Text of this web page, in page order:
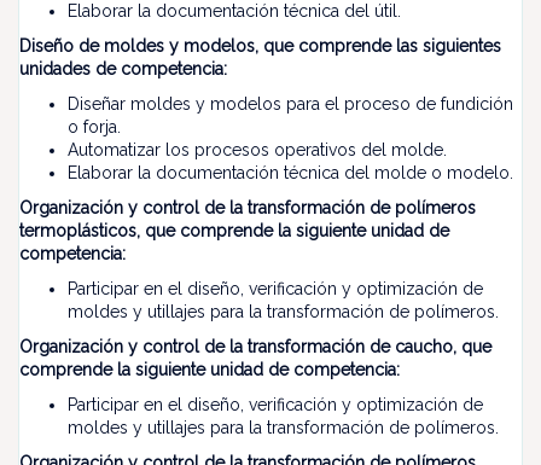
Elaborar la documentación técnica del útil.
Diseño de moldes y modelos, que comprende las siguientes
unidades de competencia:
Diseñar moldes y modelos para el proceso de fundición
o forja.
Automatizar los procesos operativos del molde.
Elaborar la documentación técnica del molde o modelo.
Organización y control de la transformación de polímeros
termoplásticos, que comprende la siguiente unidad de
competencia:
Participar en el diseño, verificación y optimización de
moldes y utillajes para la transformación de polímeros.
Organización y control de la transformación de caucho, que
comprende la siguiente unidad de competencia:
Participar en el diseño, verificación y optimización de
moldes y utillajes para la transformación de polímeros.